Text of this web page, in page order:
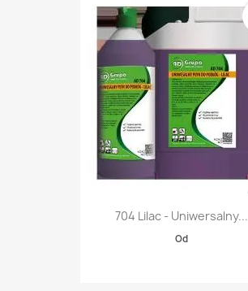
704 Lilac - Uniwersalny...
Od